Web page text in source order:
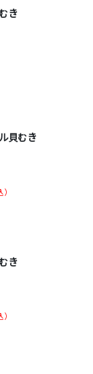
き
貝むき
き